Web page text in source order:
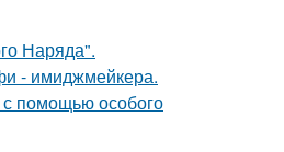
Наряда".
- имиджмейкера.
с помощью особого